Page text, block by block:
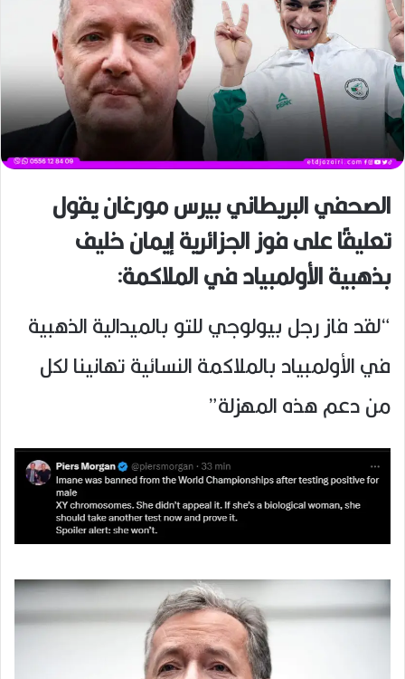
الصحفي البريطاني بيرس مورغان يقول
تعليقًا على فوز الجزائرية إيمان خليف
بذهبية الأولمبياد في الملاكمة:
“لقد فاز رجل بيولوجي للتو بالميدالية الذهبية
في الأولمبياد بالملاكمة النسائية تهانينا لكل
من دعم هذه المهزلة”